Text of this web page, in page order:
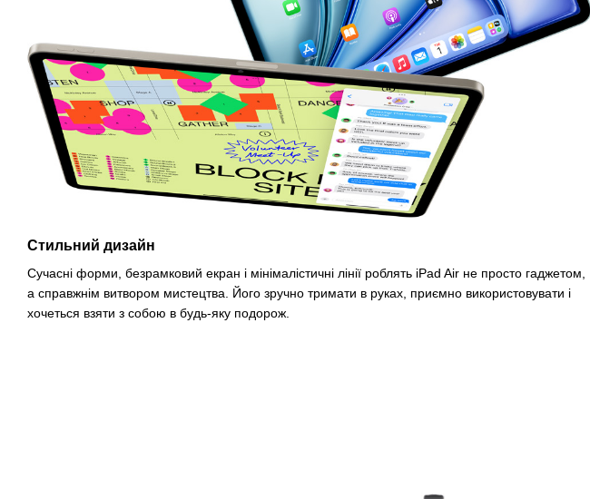
Стильний дизайн
Сучасні форми, безрамковий екран і мінімалістичні лінії роблять iPad Air не просто гаджетом,
а справжнім витвором мистецтва. Його зручно тримати в руках, приємно використовувати і
хочеться взяти з собою в будь-яку подорож.